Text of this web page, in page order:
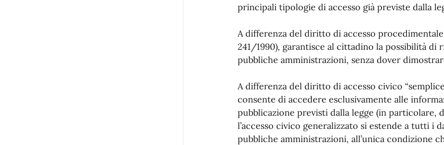
principali tipologie di accesso già previste dalla
A differenza del diritto di accesso
241/1990), garantisce al cittadino la possibilità di
pubbliche amministrazioni, senza dover
A differenza del diritto di accesso civico
consente di accedere esclusivamente alle
pubblicazione previsti dalla legge (in particolare,
l’accesso civico generalizzato si estende a tutti i
pubbliche amministrazioni, all’unica condizione